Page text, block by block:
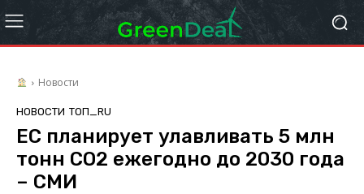
Новости
НОВОСТИ ТОП_RU
ЕС планирует улавливать 5 млн
тонн СО2 ежегодно до 2030 года
– СМИ